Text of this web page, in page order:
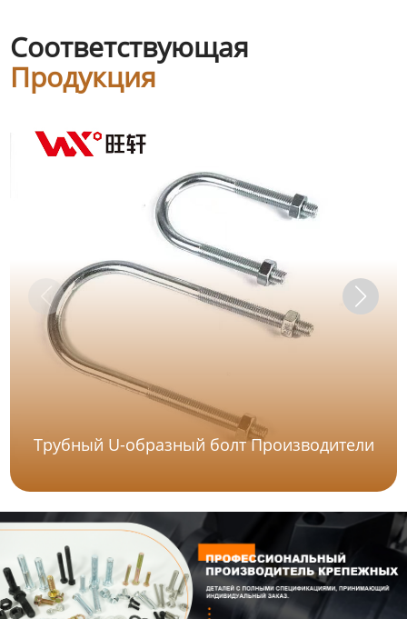
Соответствующая
Продукция
Трубный U-образный болт Производители